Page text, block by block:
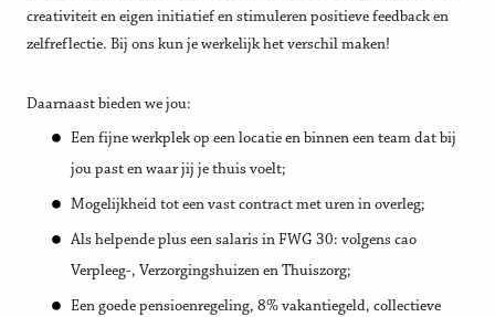
creativiteit en eigen initiatief en stimuleren positieve feedback en
zelfreflectie. Bij ons kun je werkelijk het verschil maken!
Daarnaast bieden we jou:
Een fijne werkplek op een locatie en binnen een team dat bij
jou past en waar jij je thuis voelt;
Mogelijkheid tot een vast contract met uren in overleg;
Als helpende plus een salaris in FWG 30: volgens cao
Verpleeg-, Verzorgingshuizen en Thuiszorg;
Een goede pensioenregeling, 8% vakantiegeld, collectieve